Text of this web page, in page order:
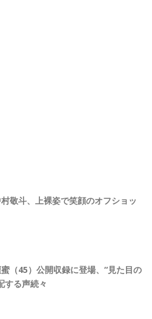
村敬斗、上裸姿で笑顔のオフショッ
蜜（45）公開収録に登場、“見た目の
する声続々